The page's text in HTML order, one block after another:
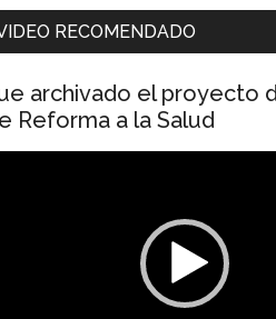
RECOMENDADO
archivado el proyecto
Reforma a la Salud